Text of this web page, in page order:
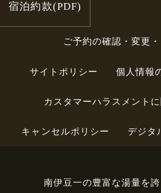
南伊豆一の豊富な湯量を
宿泊約款(PDF)
ご予約の確認・変更
サイトポリシー 個人情報
カスタマーハラスメント
キャンセルポリシー デジタ